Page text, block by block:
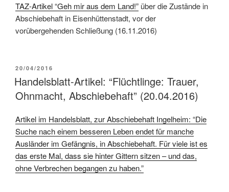
TAZ-Artikel “Geh mir aus dem Land!” über die Zustände in
Abschiebehaft in Eisenhüttenstadt, vor der
vorübergehenden Schließung (16.11.2016)
20/04/2016
Handelsblatt-Artikel: “Flüchtlinge: Trauer,
Ohnmacht, Abschiebehaft” (20.04.2016)
Artikel im Handelsblatt, zur Abschiebehaft Ingelheim: “Die
Suche nach einem besseren Leben endet für manche
Ausländer im Gefängnis, in Abschiebehaft. Für viele ist es
das erste Mal, dass sie hinter Gittern sitzen – und das,
ohne Verbrechen begangen zu haben.”